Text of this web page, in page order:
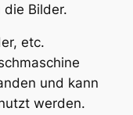
die Bilder.
etc.
und kann
werden.